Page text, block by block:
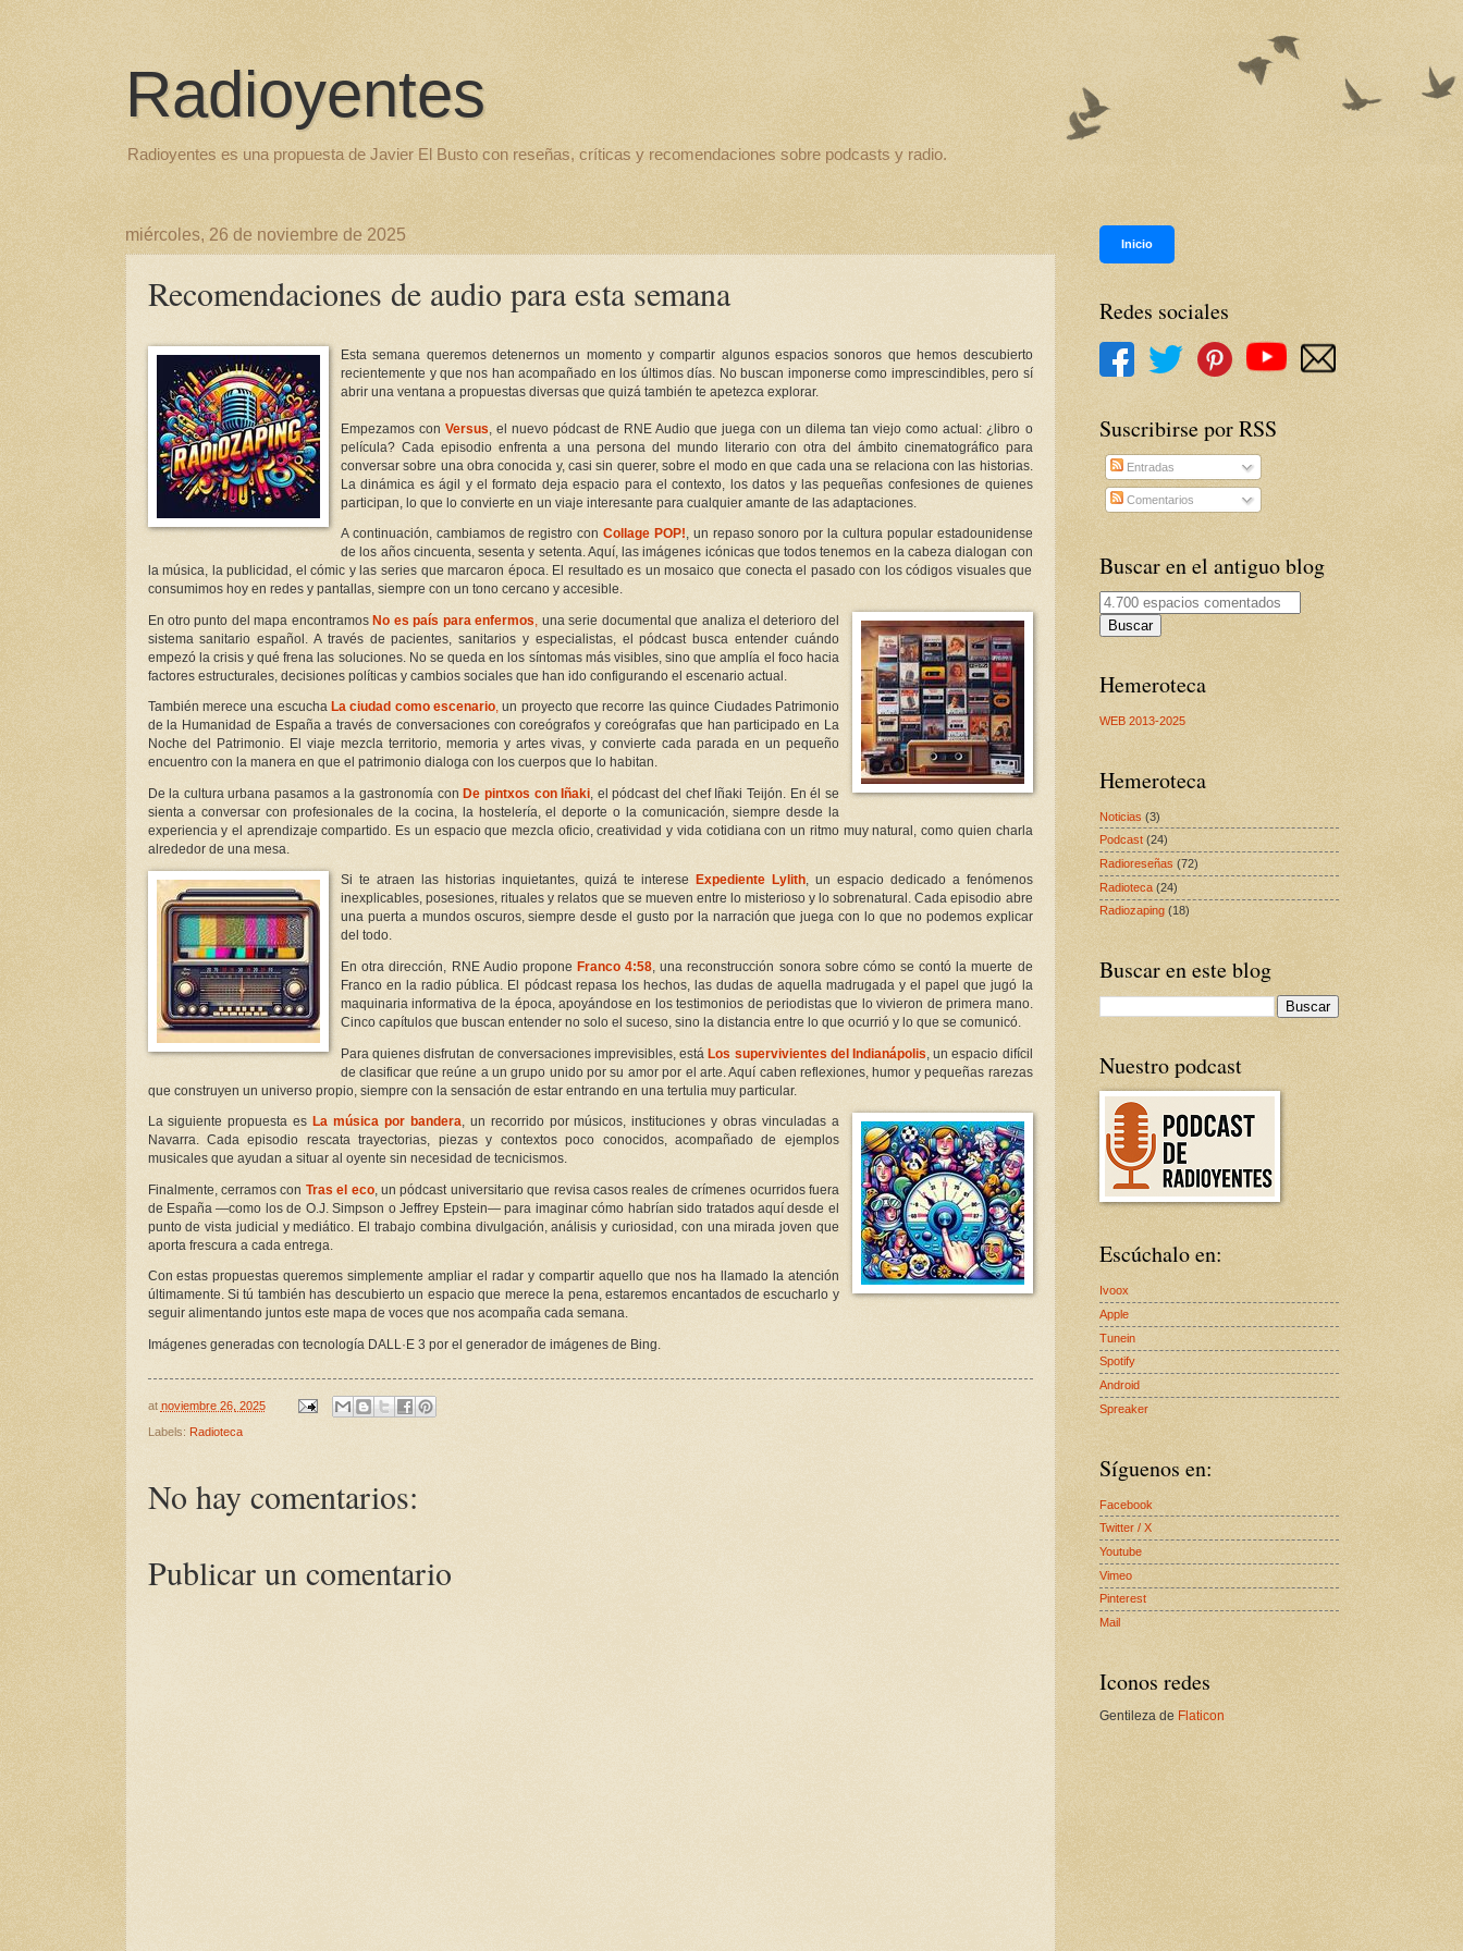
Radioyentes
Radioyentes es una propuesta de Javier El Busto con reseñas, críticas y recomendaciones sobre podcasts y radio.
miércoles, 26 de noviembre de 2025
Recomendaciones de audio para esta semana
Esta semana queremos detenernos un momento y compartir algunos espacios sonoros que hemos descubierto
recientemente y que nos han acompañado en los últimos días. No buscan imponerse como imprescindibles, pero sí
abrir una ventana a propuestas diversas que quizá también te apetezca explorar.
Empezamos conVersus , el nuevo pódcast de RNE Audio que juega con un dilema tan viejo como actual: ¿libro o
película? Cada episodio enfrenta a una persona del mundo literario con otra del ámbito cinematográfico para
conversar sobre una obra conocida y, casi sin querer, sobre el modo en que cada una se relaciona con las historias.
La dinámica es ágil y el formato deja espacio para el contexto, los datos y las pequeñas confesiones de quienes
participan, lo que lo convierte en un viaje interesante para cualquier amante de las adaptaciones.
A continuación, cambiamos de registro conCollage POP! , un repaso sonoro por la cultura popular estadounidense
de los años cincuenta, sesenta y setenta. Aquí, las imágenes icónicas que todos tenemos en la cabeza dialogan con
la música, la publicidad, el cómic y las series que marcaron época. El resultado es un mosaico que conecta el pasado con los códigos visuales que
consumimos hoy en redes y pantallas, siempre con un tono cercano y accesible.
En otro punto del mapa encontramos No es país para enfermos
una serie documental que analiza el deterioro del
sistema sanitario español. A través de pacientes, sanitarios y especialistas, el pódcast busca entender cuándo
empezó la crisis y qué frena las soluciones. No se queda en los síntomas más visibles, sino que amplía el foco hacia
factores estructurales, decisiones políticas y cambios sociales que han ido configurando el escenario actual.
También merece una escucha La ciudad como escenario un proyecto que recorre las quince Ciudades Patrimonio
de la Humanidad de España a través de conversaciones con coreógrafos y coreógrafas que han participado en La
Noche del Patrimonio. El viaje mezcla territorio, memoria y artes vivas, y convierte cada parada en un pequeño
encuentro con la manera en que el patrimonio dialoga con los cuerpos que lo habitan.
De la cultura urbana pasamos a la gastronomía con De pintxos con Iñaki , el pódcast del chef Iñaki Teijón. En él se
sienta a conversar con profesionales de la cocina, la hostelería, el deporte o la comunicación, siempre desde la
experiencia y el aprendizaje compartido. Es un espacio que mezcla oficio, creatividad y vida cotidiana con un ritmo muy natural, como quien charla
alrededor de una mesa.
Si te atraen las historias inquietantes, quizá te interese Expediente Lylith, un espacio dedicado a fenómenos
inexplicables, posesiones, rituales y relatos que se mueven entre lo misterioso y lo sobrenatural. Cada episodio abre
una puerta a mundos oscuros, siempre desde el gusto por la narración que juega con lo que no podemos explicar
del todo.
En otra dirección, RNE Audio propone Franco 4:58 , una reconstrucción sonora sobre cómo se contó la muerte de
Franco en la radio pública. El pódcast repasa los hechos, las dudas de aquella madrugada y el papel que jugó la
maquinaria informativa de la época, apoyándose en los testimonios de periodistas que lo vivieron de primera mano.
Cinco capítulos que buscan entender no solo el suceso, sino la distancia entre lo que ocurrió y lo que se comunicó.
Para quienes disfrutan de conversaciones imprevisibles, está Los supervivientes del Indianápolis, un espacio difícil
de clasificar que reúne a un grupo unido por su amor por el arte. Aquí caben reflexiones, humor y pequeñas rarezas
que construyen un universo propio, siempre con la sensación de estar entrando en una tertulia muy particular.
La siguiente propuesta es La música por bandera, un recorrido por músicos, instituciones y obras vinculadas a
Navarra. Cada episodio rescata trayectorias, piezas y contextos poco conocidos, acompañado de ejemplos
musicales que ayudan a situar al oyente sin necesidad de tecnicismos.
Finalmente, cerramos con Tras el eco, un pódcast universitario que revisa casos reales de crímenes ocurridos fuera
de España —como los de O.J. Simpson o Jeffrey Epstein— para imaginar cómo habrían sido tratados aquí desde el
punto de vista judicial y mediático. El trabajo combina divulgación, análisis y curiosidad, con una mirada joven que
aporta frescura a cada entrega.
Con estas propuestas queremos simplemente ampliar el radar y compartir aquello que nos ha llamado la atención
últimamente. Si tú también has descubierto un espacio que merece la pena, estaremos encantados de escucharlo y
seguir alimentando juntos este mapa de voces que nos acompaña cada semana.
Imágenes generadas con tecnología DALL·E 3 por el generador de imágenes de Bing.
at noviembre 26, 2025
Labels: Radioteca
No hay comentarios:
Publicar un comentario
Inicio
Redes sociales
Suscribirse por RSS
Entradas
Comentarios
Buscar en el antiguo blog
Buscar
Hemeroteca
WEB 2013-2025
Hemeroteca
Noticias (3)
Podcast (24)
Radioreseñas (72)
Radioteca (24)
Radiozaping (18)
Buscar en este blog
Nuestro podcast
Escúchalo en:
Ivoox
Apple
Tunein
Spotify
Android
Spreaker
Síguenos en:
Facebook
Twitter / X
Youtube
Vimeo
Pinterest
Mail
Iconos redes
Gentileza de Flaticon